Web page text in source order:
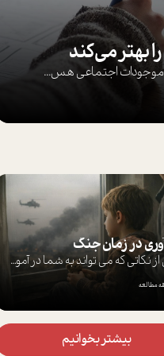
بهتر می‌کند
موجودات اجتماعی هس...
در زمان جنگ
برخی از نکاتی که می تواند به شما در آموز...
بیشتر بخوانیم